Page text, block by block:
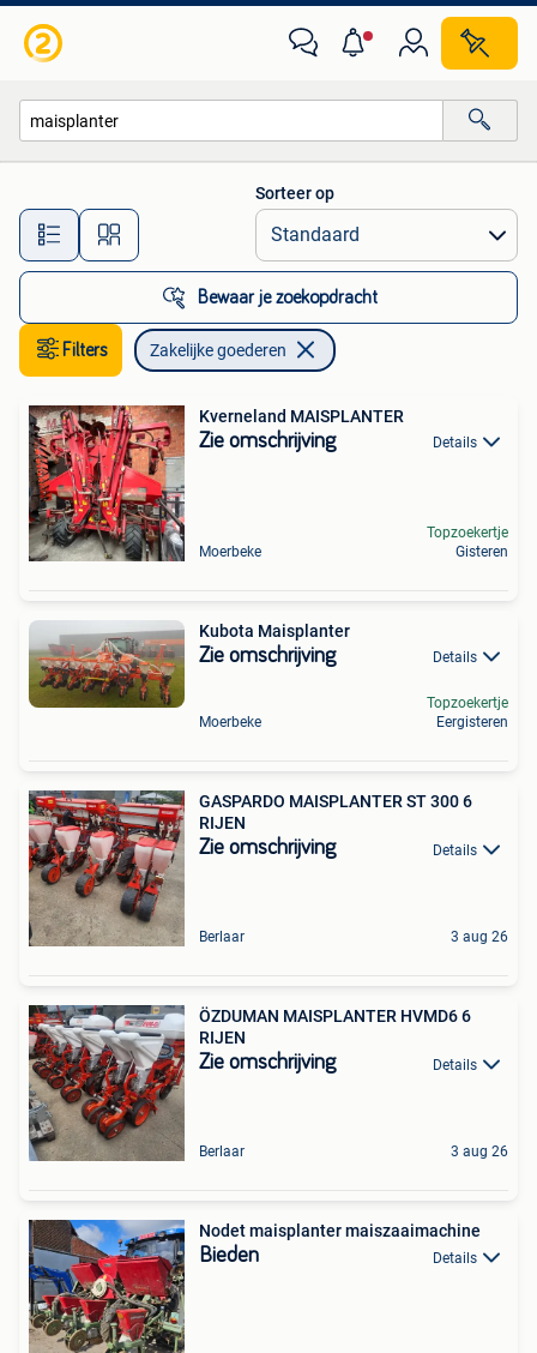
Alle afstanden…
Sorteer op
Bewaar je zoekopdracht
Filters Zakelijke goederen
Kverneland MAISPLANTER
Zie omschrijving Details
Moerbeke
Topzoekertje
Gisteren
Kubota Maisplanter
Zie omschrijving Details
Moerbeke
Topzoekertje
Eergisteren
GASPARDO MAISPLANTER ST 300 6
RIJEN
Zie omschrijving Details
Berlaar 3 aug 26
ÖZDUMAN MAISPLANTER HVMD6 6
RIJEN
Zie omschrijving Details
Berlaar 3 aug 26
Nodet maisplanter maiszaaimachine
Bieden Details